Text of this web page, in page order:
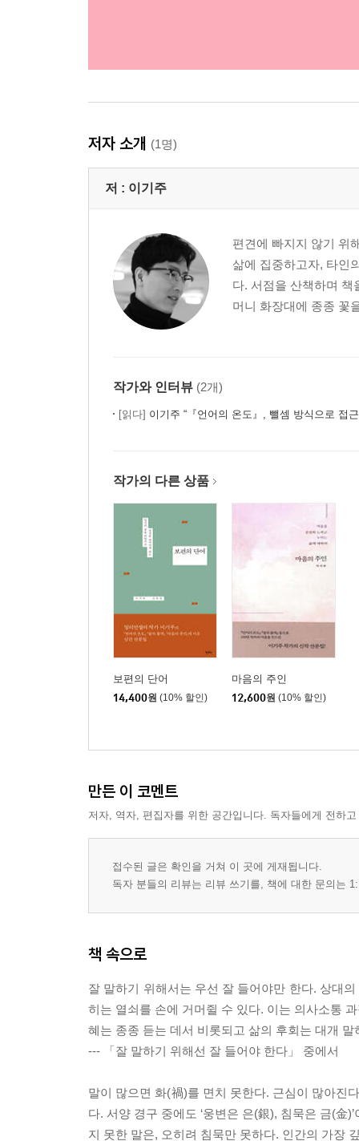
저자 소개 (1명)
저 : 이기주
편견에 빠지지 않기 위
삶에 집중하고자, 타인
다. 서점을 산책하며 책
머니 화장대에 종종 꽃
작가와 인터뷰 (2개)
[읽다] 이기주 “『언어의 온도』, 뺄셈 방식으로 접
작가의 다른 상품
보편의 단어
14,400원 (10% 할인)
마음의 주인
12,600원 (10% 할인)
만든 이 코멘트
저자, 역자, 편집자를 위한 공간입니다. 독자들에게 전하
접수된 글은 확인을 거쳐 이 곳에 게재됩니다.
독자 분들의 리뷰는 리뷰 쓰기를, 책에 대한 문의는
책 속으로
잘 말하기 위해서는 우선 잘 들어야만 한다. 상대
히는 열쇠를 손에 거머쥘 수 있다. 이는 의사소통
혜는 종종 듣는 데서 비롯되고 삶의 후회는 대개 말
--- 「잘 말하기 위해선 잘 들어야 한다」 중에서
말이 많으면 화(禍)를 면치 못한다. 근심이 많아진
다. 서양 경구 중에도 ‘웅변은 은(銀), 침묵은 금(金
지 못한 말은, 오히려 침묵만 못하다. 인간의 가장